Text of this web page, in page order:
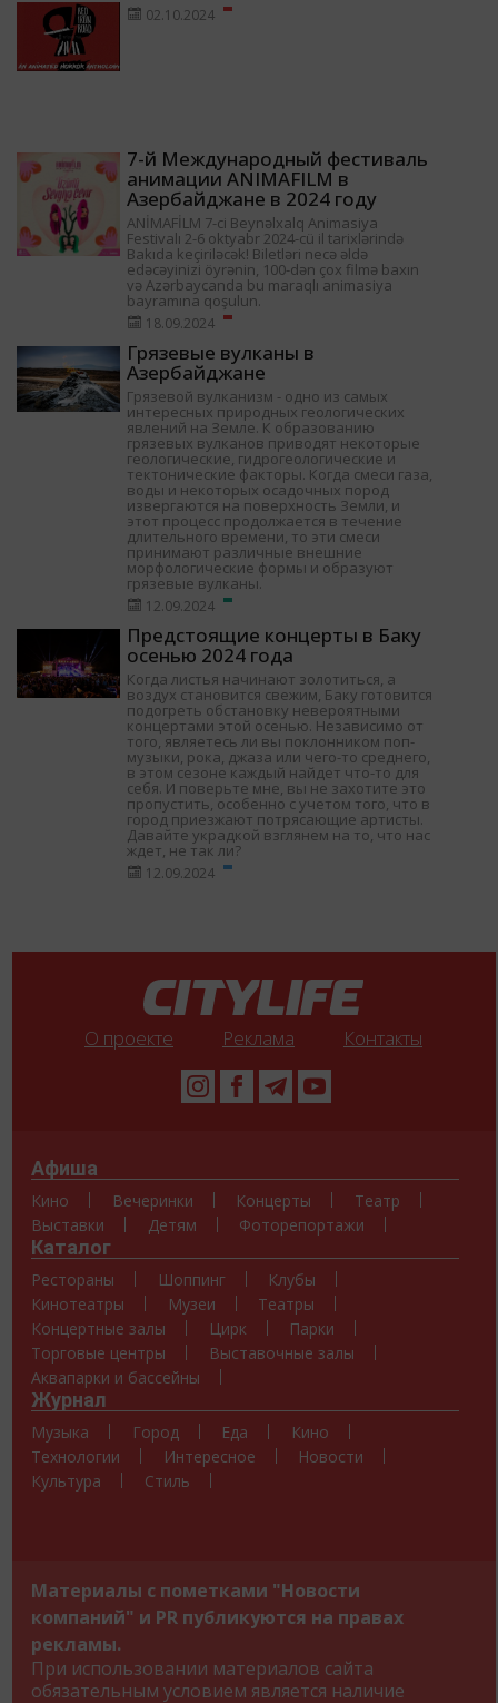
02.10.2024
7-й Международный фестиваль
анимации ANIMAFILM в
Азербайджане в 2024 году
ANİMAFİLM 7-ci Beynəlxalq Animasiya
Festivalı 2-6 oktyabr 2024-cü il tarixlərində
Bakıda keçiriləcək! Biletləri necə əldə
edəcəyinizi öyrənin, 100-dən çox filmə baxın
və Azərbaycanda bu maraqlı animasiya
bayramına qoşulun.
18.09.2024
Грязевые вулканы в
Азербайджане
Грязевой вулканизм - одно из самых
интересных природных геологических
явлений на Земле. К образованию
грязевых вулканов приводят некоторые
геологические, гидрогеологические и
тектонические факторы. Когда смеси газа,
воды и некоторых осадочных пород
извергаются на поверхность Земли, и
этот процесс продолжается в течение
длительного времени, то эти смеси
принимают различные внешние
морфологические формы и образуют
грязевые вулканы.
12.09.2024
Предстоящие концерты в Баку
осенью 2024 года
Когда листья начинают золотиться, а
воздух становится свежим, Баку готовится
подогреть обстановку невероятными
концертами этой осенью. Независимо от
того, являетесь ли вы поклонником поп-
музыки, рока, джаза или чего-то среднего,
в этом сезоне каждый найдет что-то для
себя. И поверьте мне, вы не захотите это
пропустить, особенно с учетом того, что в
город приезжают потрясающие артисты.
Давайте украдкой взглянем на то, что нас
ждет, не так ли?
12.09.2024
О проекте Реклама Контакты
Афиша
Кино Вечеринки Концерты
Театр
Выставки
Детям Фоторепортажи
Каталог
Рестораны Шоппинг
Клубы
Кинотеатры
Музеи
Театры
Концертные залы
Цирк
Парки
Торговые центры
Выставочные залы
Аквапарки и бассейны
Журнал
Музыка Город Еда
Кино
Технологии
Интересное
Новости
Культура
Стиль
Материалы с пометками "Новости
компаний" и PR публикуются на правах
рекламы.
При использовании материалов сайта
обязательным условием является наличие